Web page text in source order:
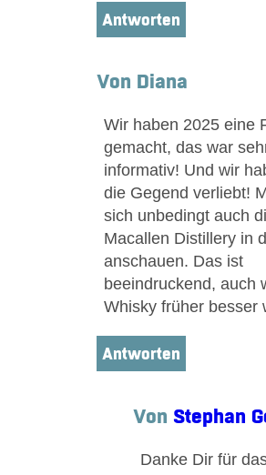
Antworten
Von Diana
Wir haben 2025 eine
gemacht, das war
informativ! Und wir
die Gegend verliebt!
sich unbedingt auch
Macallen Distillery in
anschauen. Das ist
beeindruckend, auch
Whisky früher besser
Antworten
Von Stephan
Danke Dir für